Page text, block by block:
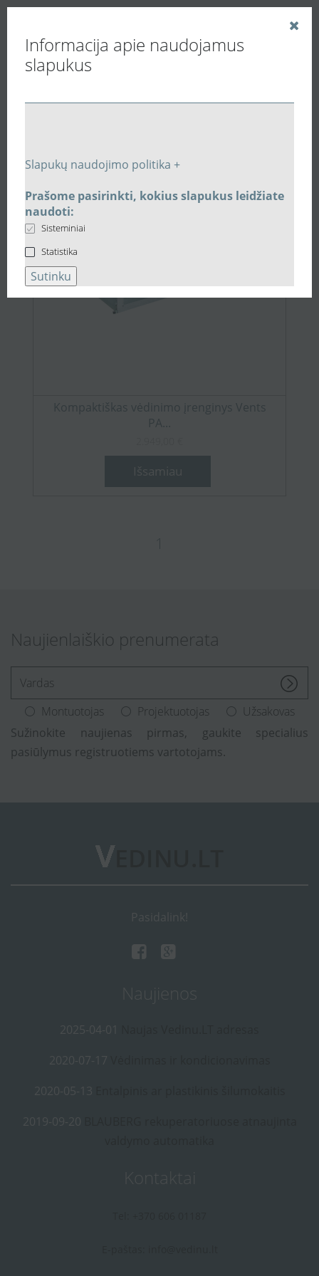
Informacija apie naudojamus
slapukus
Slapukų naudojimo politika +
Prašome pasirinkti, kokius slapukus leidžiate
naudoti:
Sisteminiai
Statistika
Sutinku
Vedinu.LT
2.949,00 €
Kompaktiškas vėdinimo įrenginys Vents
PA...
Išsamiau
1
Naujienlaiškio prenumerata
Montuotojas Projektuotojas
Užsakovas
Sužinokite naujienas pirmas, gaukite specialius
pasiūlymus registruotiems vartotojams.
Pasidalink!
Naujienos
2025-04-01
2020-07-17
2020-05-13
2019-09-20
Kontaktai